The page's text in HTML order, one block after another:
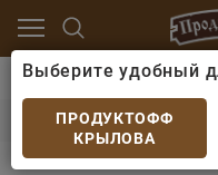
колбасы Ветчина
Ветчина
Выберите удобный
ПРОДУКТОФФ
КРЫЛОВА